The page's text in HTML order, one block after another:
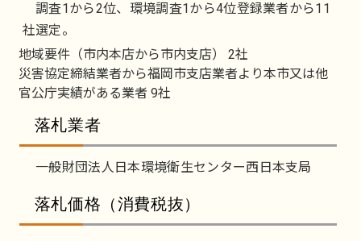
調査1から2位、環境調査1から4位登録業者から11
社選定。
地域要件（市内本店から市内支店） 2社
災害協定締結業者から福岡市支店業者より本市又は他
官公庁実績がある業者 9社
落札業者
一般財団法人日本環境衛生センター西日本支局
落札価格（消費税抜）